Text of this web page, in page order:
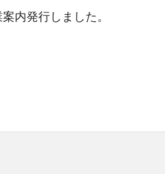
内発行しました。